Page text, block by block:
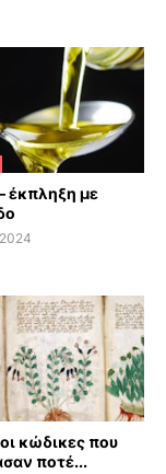
έκπληξη με
κώδικες που
ποτέ...